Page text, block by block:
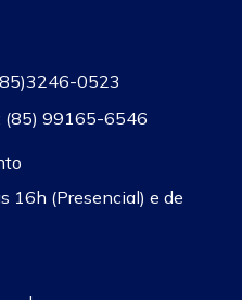
0523
(85) 99165-6546
16h (Presencial) e de